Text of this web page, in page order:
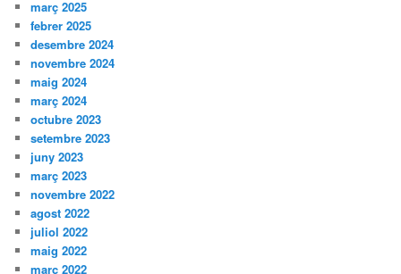
març 2025
febrer 2025
desembre 2024
novembre 2024
maig 2024
març 2024
octubre 2023
setembre 2023
juny 2023
març 2023
novembre 2022
agost 2022
juliol 2022
maig 2022
març 2022